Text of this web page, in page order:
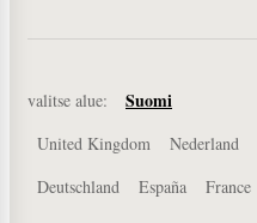
valitse alue: Suomi
United Kingdom Nederland
Deutschland
España France